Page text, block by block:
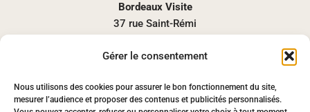
Gérer le consentement
Nous utilisons des cookies pour assurer le bon fonctionnement du site,
mesurer l’audience et proposer des contenus et publicités personnalisés.
Bordeaux Visite
37 rue Saint-Rémi
contact@bordeauxvisite.com
Lundi-Samedi : 09-19h